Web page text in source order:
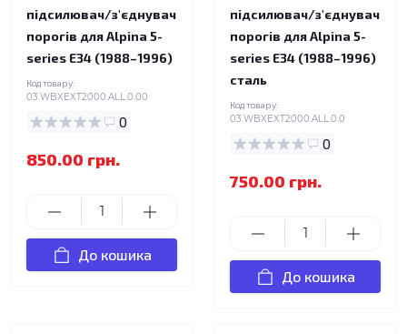
підсилювач/з'єднувач
порогів для Alpina 5-
series E34 (1988–1996)
Код товару:
03.WBXEXT2000.ALL.0.00
0
850.00 грн.
До кошика
підсилювач/з'єднувач
порогів для Alpina 5-
series E34 (1988–1996)
сталь
Код товару:
03.WBXEXT2000.ALL.0.0
0
750.00 грн.
До кошика